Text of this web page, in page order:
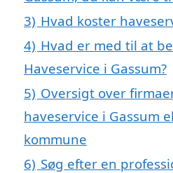
3) Hvad koster
4) Hvad er med til at
Haveservice i Gassum?
5) Oversigt over
haveservice i Gassum
kommune
6) Søg efter en